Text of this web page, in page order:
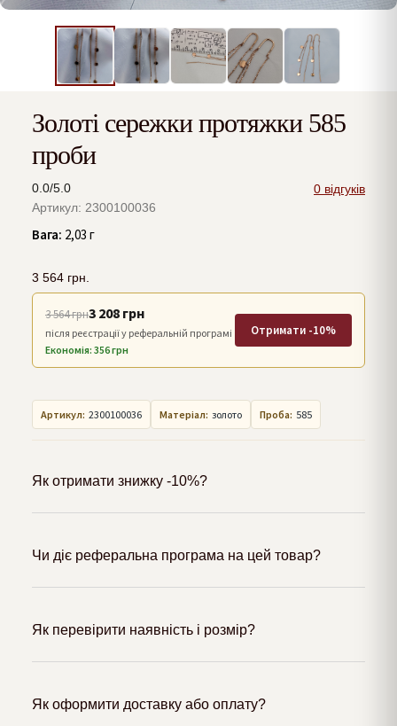
Золоті сережки протяжки 585
проби
0.0/5.0
0 відгуків
Артикул: 2300100036
Вага: 2,03 г
3 564 грн.
3 564 грн3 208 грн
після реєстрації у реферальній програмі
Економія: 356 грн
Отримати -10%
Артикул: 2300100036 Матеріал: золото Проба: 585
Як отримати знижку -10%?
Чи діє реферальна програма на цей товар?
Як перевірити наявність і розмір?
Як оформити доставку або оплату?